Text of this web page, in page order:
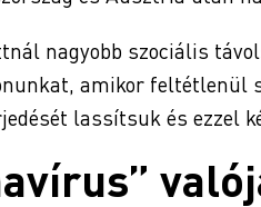
nagyobb szociális
amikor feltétlenül
lassítsuk és ezzel